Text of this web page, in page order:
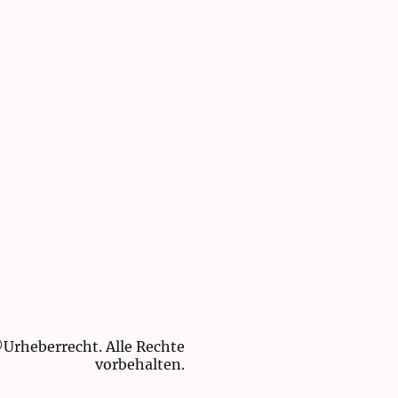
Alle Rechte
vorbehalten.